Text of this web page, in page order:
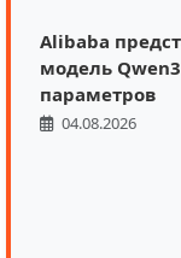
Alibaba
модель
параметров
04.08.2026